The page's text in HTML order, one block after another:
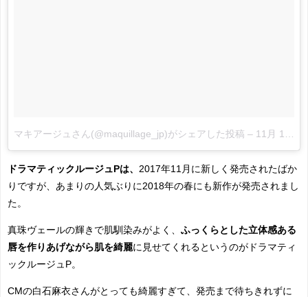
マキアージュさん(@maquillage_jp)がシェアした投稿 – 11月 13, 2017 at 2:10午前 PST
ドラマティックルージュPは、 2017年11月に新しく発売されたばか
りですが、あまりの人気ぶりに2018年の春にも新作が発売されまし
た。
真珠ヴェールの輝きで肌馴染みがよく、 ふっくらとした立体感ある
唇を作りあげながら肌を綺麗に見せてくれるというのがドラマティ
ックルージュP。
CMの白石麻衣さんがとっても綺麗すぎて、発売まで待ちきれずに